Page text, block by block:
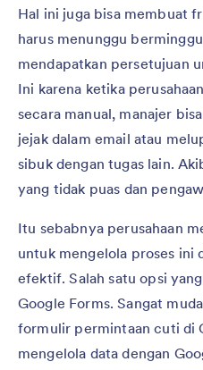
Hal ini juga bisa membuat
harus menunggu
mendapatkan persetujuan
Ini karena ketika
secara manual, manajer
jejak dalam email atau
sibuk dengan tugas lain.
yang tidak puas dan
Itu sebabnya perusahaan
untuk mengelola proses ini
efektif. Salah satu opsi
Google Forms. Sangat
formulir permintaan cuti di
mengelola data dengan